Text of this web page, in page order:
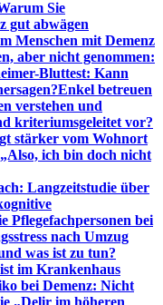
Sie
gut abwägen
Menschen mit Demenz
aber nicht genommen:
Bluttest: Kann
Enkel betreuen
verstehen und
kriteriumsgeleitet vor?
stärker vom Wohnort
„Also, ich bin doch nicht
Langzeitstudie über
Pflegefachpersonen bei
nach Umzug
was ist zu tun?
im Krankenhaus
bei Demenz: Nicht
„Delir im höheren